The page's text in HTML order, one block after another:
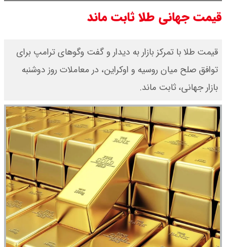
قیمت جهانی طلا ثابت ماند
قیمت طلا با تمرکز بازار به دیدار و گفت وگوهای ترامپ برای
توافق صلح میان روسیه و اوکراین، در معاملات روز دوشنبه
بازار جهانی، ثابت ماند.